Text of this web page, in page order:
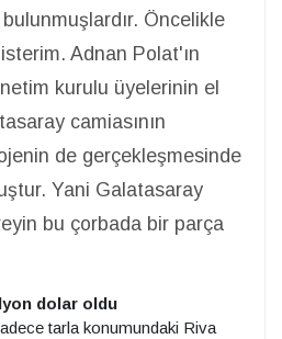
Öncelikle
Adnan Polat'ın
kurulu üyelerinin el
camiasının
de gerçekleşmesinde
Yani Galatasaray
bu çorbada bir parça
dolar oldu
tarla konumundaki Riva